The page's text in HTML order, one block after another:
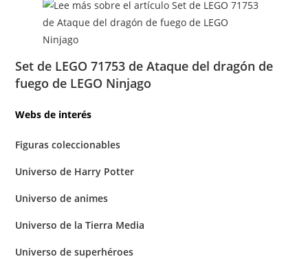
Set de LEGO 71753 de Ataque del dragón de
fuego de LEGO Ninjago
Webs de interés
Figuras coleccionables
Universo de Harry Potter
Universo de animes
Universo de la Tierra Media
Universo de superhéroes